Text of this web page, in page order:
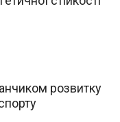
розвитку